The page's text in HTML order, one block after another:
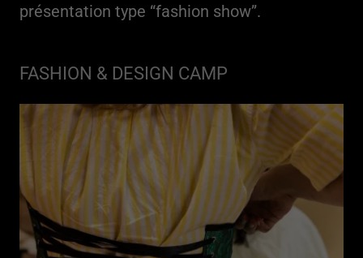
présentation type “fashion show”.
FASHION & DESIGN CAMP